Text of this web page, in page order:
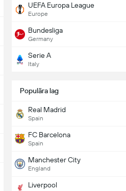
UEFA Europa League
Europe
Bundesliga
Germany
Serie A
Italy
Populära lag
Real Madrid
Spain
FC Barcelona
Spain
Manchester City
England
Liverpool